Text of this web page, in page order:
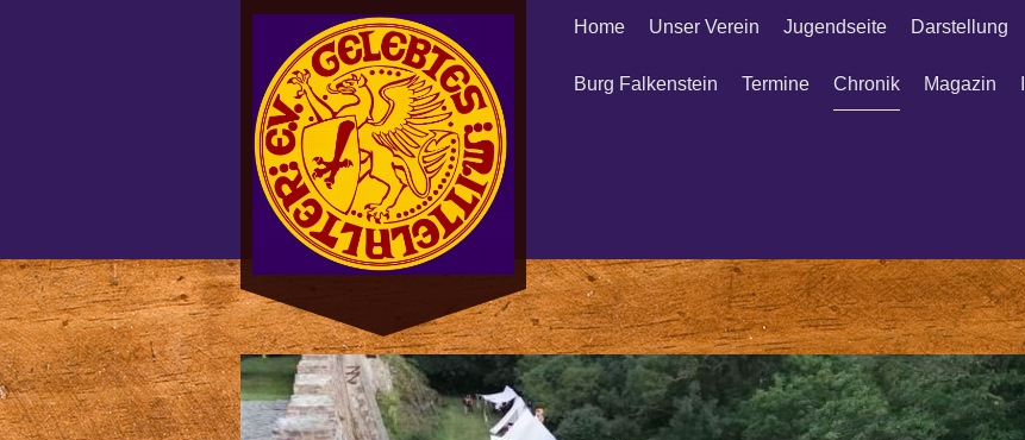
Home Unser Verein Jugendseite Darstellung
Burg Falkenstein Termine Chronik Magazin